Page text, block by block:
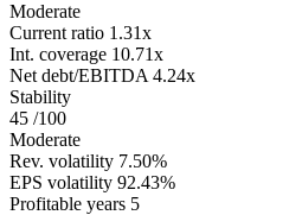
Moderate
Current ratio 1.31x
Int. coverage 10.71x
Net debt/EBITDA 4.24x
Stability
45 /100
Moderate
Rev. volatility 7.50%
EPS volatility 92.43%
Profitable years 5